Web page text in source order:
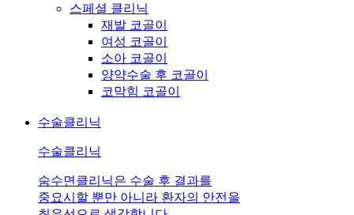
스페셜 클리닉
재발 코골이
여성 코골이
소아 코골이
양약수술 후 코골이
코막힘 코골이
수술클리닉
수술클리닉
숨수면클리닉은 수술 후 결과를
중요시할 뿐만 아니라 환자의 안전을